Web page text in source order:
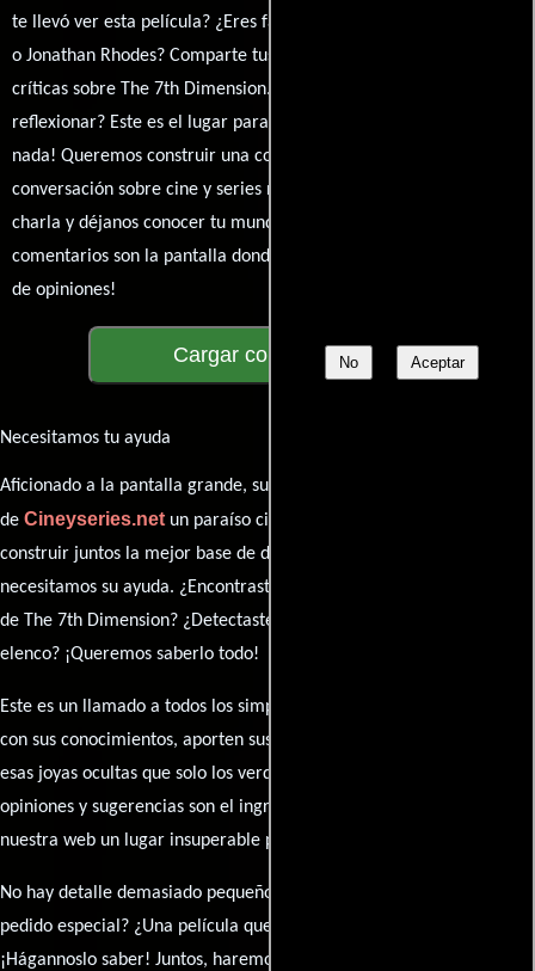
No Aceptar
te llevó ver esta película? ¿Eres fan de Brad Watson, Kelly Adams
o Jonathan Rhodes? Comparte tus pensamientos, emociones y
críticas sobre The 7th Dimension. ¿Te hizo reír, llorar o
reflexionar? Este es el lugar para expresarlo. ¡No te guardes
nada! Queremos construir una comunidad apasionada donde la
conversación sobre cine y series nunca se detenga. Únete a la
charla y déjanos conocer tu mundo cinematográfico. ¡Los
comentarios son la pantalla donde se proyecta nuestra diversidad
de opiniones!
Cargar comentarios
Necesitamos tu ayuda
Aficionado a la pantalla grande, su participación es clave para hacer
de Cineyseries.netun paraíso cinéfilo completo. Queremos
construir juntos la mejor base de datos cinematográfica, pero
necesitamos su ayuda. ¿Encontraste algún dato faltante en la ficha
de The 7th Dimension? ¿Detectaste algún error en la sinopsis o el
elenco? ¡Queremos saberlo todo!
Este es un llamado a todos los simpatizantes del cine: contribuyan
con sus conocimientos, aporten sus descubrimientos y compartan
esas joyas ocultas que solo los verdaderos fanáticos conocen. Sus
opiniones y sugerencias son el ingrediente secreto que hará de
nuestra web un lugar insuperable para los amantes del celuloide.
No hay detalle demasiado pequeño ni opinión insignificante. ¿Algún
pedido especial? ¿Una película que sueñas con ver reseñada?
¡Hágannoslo saber! Juntos, haremos de esta comunidad el epicentro